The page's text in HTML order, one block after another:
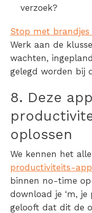
verzoek?
Stop met brandjes
Werk aan de
wachten,
gelegd worden bij
8. Deze
oplossen
We kennen het
productiviteits-app
binnen no-time
download je ‘m,
gelooft dat dit de